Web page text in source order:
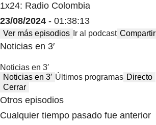
1x24: Radio Colombia
23/08/2024 - 01:38:13
Ver más episodios Ir al podcast Compartir
Noticias en 3′
Noticias en 3′
Noticias en 3′ Últimos programas Directo
Cerrar
Otros episodios
Cualquier tiempo pasado fue anterior